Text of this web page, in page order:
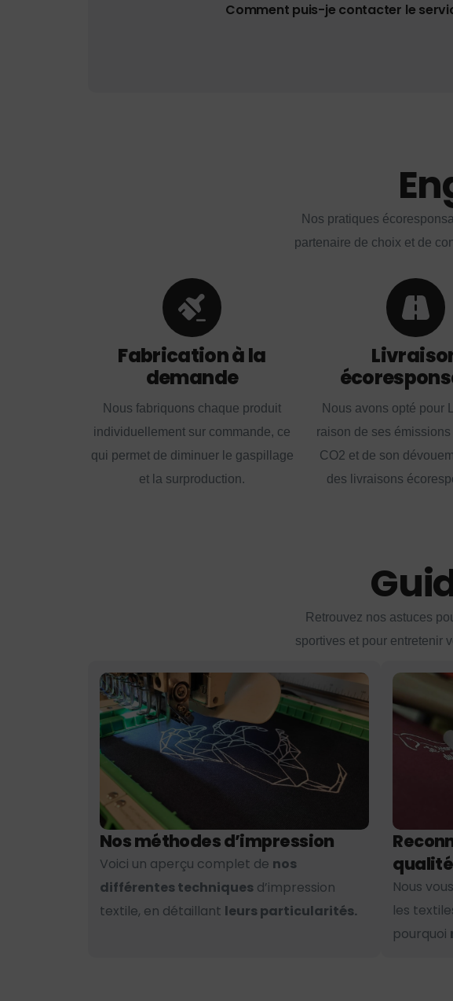
Comment puis-je contacter le
Nos pratiques
partenaire de choix et de
Fabrication à la
demande
Nous fabriquons chaque produit
individuellement sur commande, ce
qui permet de diminuer le gaspillage
et la surproduction.
Nous avons opté pour
raison de ses
CO2 et de son
des livraisons
Retrouvez nos astuces
sportives et pour entretenir
Nos méthodes d’impression
Voici un aperçu complet de nos
différentes techniques d’impression
textile, en détaillant leurs particularités.
qualité
Nous
les
pourquoi